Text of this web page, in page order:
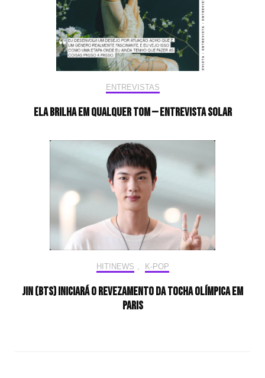
ENTREVISTAS
Ela brilha em qualquer tom — Entrevista Solar
HIT!NEWS , K-POP
Jin (BTS) iniciará o revezamento da tocha olímpica em
Paris